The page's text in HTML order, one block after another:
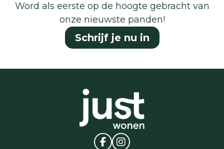
Word als eerste op de hoogte gebracht van
onze nieuwste panden!
Schrijf je nu in